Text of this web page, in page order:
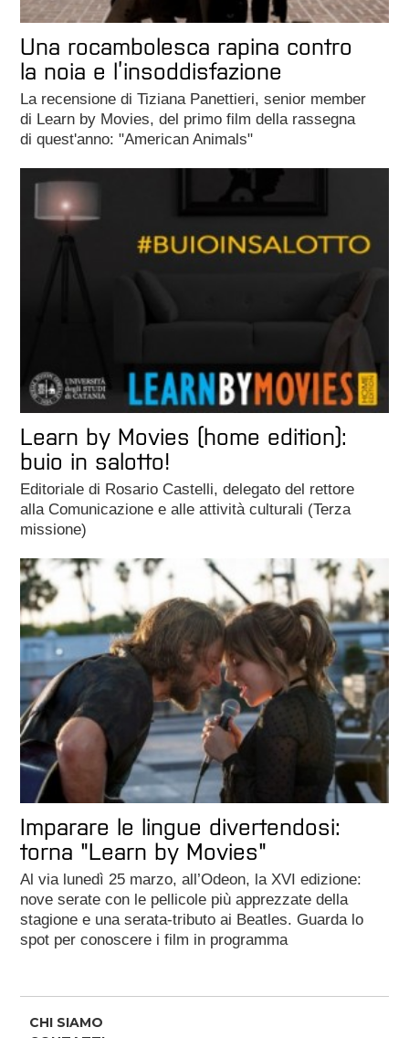
Una rocambolesca rapina contro
la noia e l’insoddisfazione
La recensione di Tiziana Panettieri, senior member
di Learn by Movies, del primo film della rassegna
di quest'anno: "American Animals"
Learn by Movies (home edition):
buio in salotto!
Editoriale di Rosario Castelli, delegato del rettore
alla Comunicazione e alle attività culturali (Terza
missione)
Imparare le lingue divertendosi:
torna "Learn by Movies"
Al via lunedì 25 marzo, all’Odeon, la XVI edizione:
nove serate con le pellicole più apprezzate della
stagione e una serata-tributo ai Beatles. Guarda lo
spot per conoscere i film in programma
CHI SIAMO